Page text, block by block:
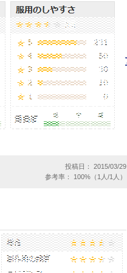
起こすおそれがある。
用が発現する可能性が
と。［7.2、11.1.1参
れているので、観察を
胸骨下痛の発現又は胸
状があらわれた場合
［11.1.1、11.1.2参照］
と。［11.1.4参照］
シウム血症を治療する
おいて、顎骨壊死・顎
抜歯等の顎骨に対する
ク因子としては、悪性
、放射線療法、口腔の
投稿日： 2015/03/29
参考率： 100%（1人/1人）